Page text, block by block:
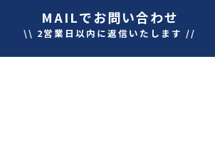
MAILでお問い合わせ
\\ 2営業日以内に返信いたします //